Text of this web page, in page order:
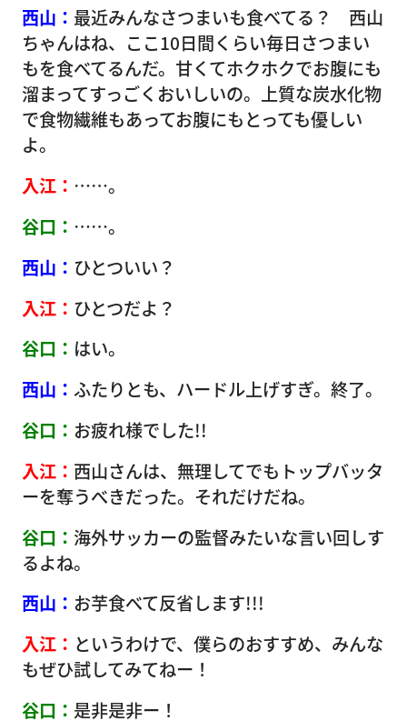
西山： 最近みんなさつまいも食べてる？ 西山
ちゃんはね、ここ10日間くらい毎日さつまい
もを食べてるんだ。甘くてホクホクでお腹にも
溜まってすっごくおいしいの。上質な炭水化物
で食物繊維もあってお腹にもとっても優しい
よ。
入江： ……。
谷口： ……。
西山： ひとついい？
入江： ひとつだよ？
谷口： はい。
西山： ふたりとも、ハードル上げすぎ。終了。
谷口： お疲れ様でした!!
入江： 西山さんは、無理してでもトップバッタ
ーを奪うべきだった。それだけだね。
谷口： 海外サッカーの監督みたいな言い回しす
るよね。
西山： お芋食べて反省します!!!
入江： というわけで、僕らのおすすめ、みんな
もぜひ試してみてねー！
谷口： 是非是非ー！